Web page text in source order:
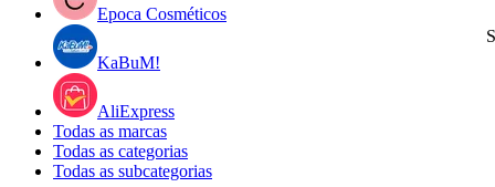
Epoca Cosméticos
KaBuM!
AliExpress
Todas as marcas
Todas as categorias
Todas as subcategorias